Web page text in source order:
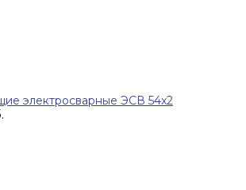
электросварные ЭСВ 54x2